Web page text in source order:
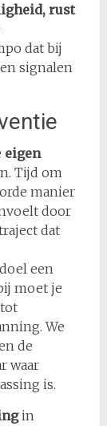
rust
dat bij
signalen
eigen
Tijd om
manier
door
dat
een
moet je
We
de
waar
is.
in